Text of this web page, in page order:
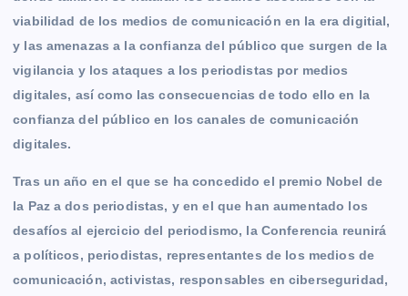
viabilidad de los medios de comunicación en la era digitial,
y las amenazas a la confianza del público que surgen de la
vigilancia y los ataques a los periodistas por medios
digitales, así como las consecuencias de todo ello en la
confianza del público en los canales de comunicación
digitales.
Tras un año en el que se ha concedido el premio Nobel de
la Paz a dos periodistas, y en el que han aumentado los
desafíos al ejercicio del periodismo, la Conferencia reunirá
a políticos, periodistas, representantes de los medios de
comunicación, activistas, responsables en ciberseguridad,